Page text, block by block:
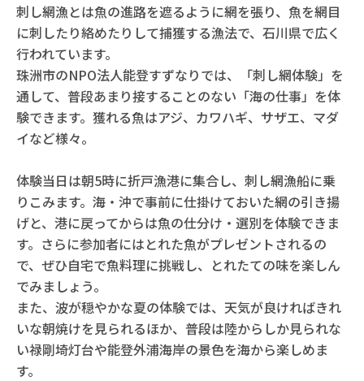
刺し網漁とは魚の進路を遮るように網を張り、魚を網目
に刺したり絡めたりして捕獲する漁法で、石川県で広く
行われています。
珠洲市のNPO法人能登すずなりでは、「刺し網体験」を
通して、普段あまり接することのない「海の仕事」を体
験できます。獲れる魚はアジ、カワハギ、サザエ、マダ
イなど様々。
体験当日は朝5時に折戸漁港に集合し、刺し網漁船に乗
りこみます。海・沖で事前に仕掛けておいた網の引き揚
げと、港に戻ってからは魚の仕分け・選別を体験できま
す。さらに参加者にはとれた魚がプレゼントされるの
で、ぜひ自宅で魚料理に挑戦し、とれたての味を楽しん
でみましょう。
また、波が穏やかな夏の体験では、天気が良ければきれ
いな朝焼けを見られるほか、普段は陸からしか見られな
い禄剛埼灯台や能登外浦海岸の景色を海から楽しめま
す。